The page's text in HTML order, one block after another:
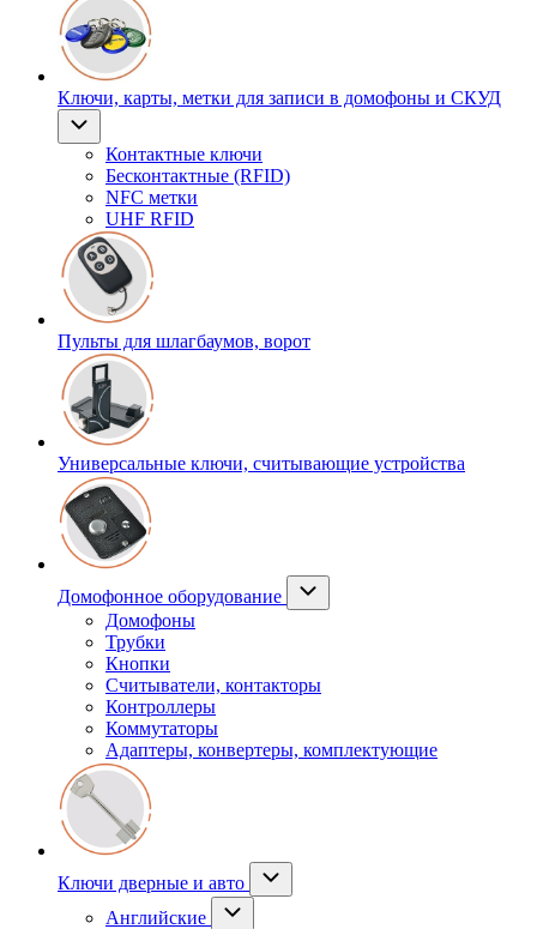
Ключи, карты, метки для записи в домофоны и СКУД
Контактные ключи
Бесконтактные (RFID)
NFC метки
UHF RFID
Пульты для шлагбаумов, ворот
Универсальные ключи, считывающие устройства
Домофонное оборудование
Домофоны
Трубки
Кнопки
Считыватели, контакторы
Контроллеры
Коммутаторы
Адаптеры, конвертеры, комплектующие
Ключи дверные и авто
Английские